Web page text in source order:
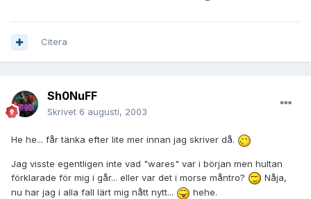
Citera
Sh0NuFF
Skrivet 6 augusti, 2003
He he... får tänka efter lite mer innan jag skriver då.
Jag visste egentligen inte vad "wares" var i början men hultan
förklarade för mig i går... eller var det i morse måntro?
Nåja,
nu har jag i alla fall lärt mig nått nytt...
hehe.